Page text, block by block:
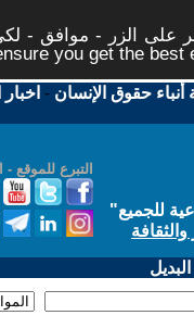
على الزر - موافق -
you get the best
أنباء حقوق الإنسان -
التبرع للموقع -
للجميع"